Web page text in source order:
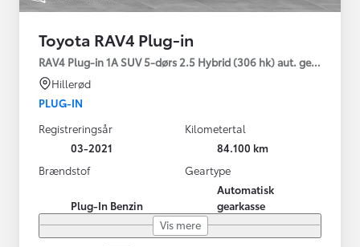
Toyota RAV4 Plug-in
RAV4 Plug-in 1A SUV 5-dørs 2.5 Hybrid (306 hk) aut. gear
Hillerød
PLUG-IN
Registreringsår
03-2021
Kilometertal
84.100 km
Brændstof
Plug-In Benzin
Geartype
Automatisk
gearkasse
Vis mere